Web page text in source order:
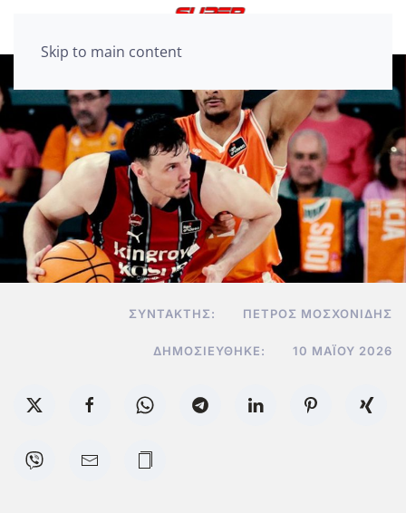
Skip to main content
ΣΥΝΤΆΚΤΗΣ: ΠΈΤΡΟΣ ΜΟΣΧΟΝΊΔΗΣ
ΔΗΜΟΣΙΕΎΘΗΚΕ: 10 ΜΑΪ́ΟΥ 2026